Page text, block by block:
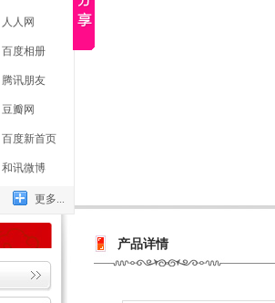
产品详情
人人网
百度相册
腾讯朋友
豆瓣网
百度新首页
和讯微博
更多...